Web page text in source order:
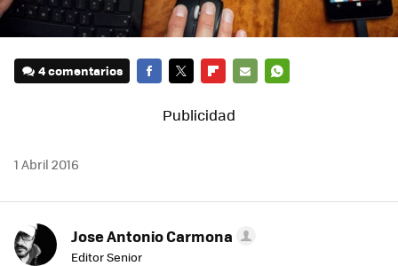
4 comentarios
MAIL
1 Abril 2016
Jose Antonio Carmona
Editor Senior